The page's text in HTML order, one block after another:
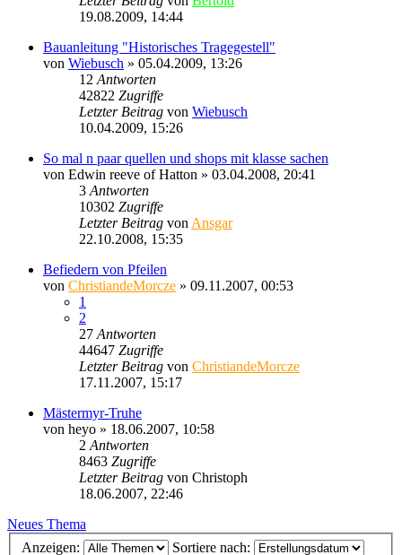
19.08.2009, 14:44
Bauanleitung "Historisches Tragegestell"
von Wiebusch » 05.04.2009, 13:26
12Antworten
42822 Zugriffe
Letzter Beitrag von Wiebusch
10.04.2009, 15:26
So mal n paar quellen und shops mit klasse sachen
von Edwin reeve of Hatton » 03.04.2008, 20:41
3Antworten
10302 Zugriffe
Letzter Beitrag vonAnsgar
22.10.2008, 15:35
Befiedern von Pfeilen
von ChristiandeMorcze » 09.11.2007, 00:53
1
2
27Antworten
44647 Zugriffe
Letzter Beitrag von ChristiandeMorcze
17.11.2007, 15:17
Mästermyr-Truhe
von heyo » 18.06.2007, 10:58
2Antworten
8463 Zugriffe
Letzter Beitrag von Christoph
18.06.2007, 22:46
Neues Thema
Anzeigen:
Sortiere nach: